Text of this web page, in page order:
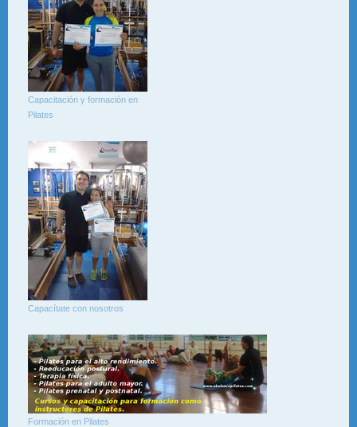
Capacitación y formación en
Pilates
Capacítate con nosotros
Formación en Pilates